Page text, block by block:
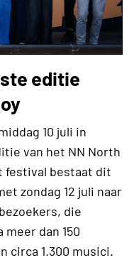
editie
10 juli in
van het NN North
festival bestaat dit
zondag 12 juli naar
die
dan 150
circa 1.300 musici.